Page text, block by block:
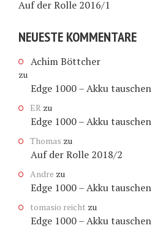
Auf der Rolle 2016/1
NEUESTE KOMMENTARE
Achim Böttcher
zu
Edge 1000 – Akku tauschen
ER zu
Edge 1000 – Akku tauschen
Thomas zu
Auf der Rolle 2018/2
Andre zu
Edge 1000 – Akku tauschen
tomasio reicht zu
Edge 1000 – Akku tauschen